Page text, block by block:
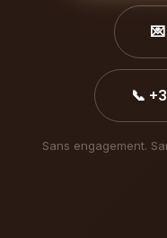
📞
Sans engagement.